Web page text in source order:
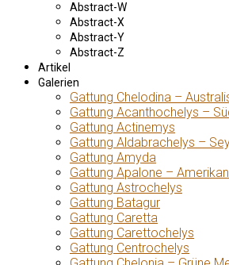
Abstract-W
Abstract-X
Abstract-Y
Abstract-Z
Artikel
Galerien
Gattung Chelodina –
Gattung Acanthochelys –
Gattung Actinemys
Gattung Aldabrachelys –
Gattung Amyda
Gattung Apalone –
Gattung Astrochelys
Gattung Batagur
Gattung Caretta
Gattung Carettochelys
Gattung Centrochelys